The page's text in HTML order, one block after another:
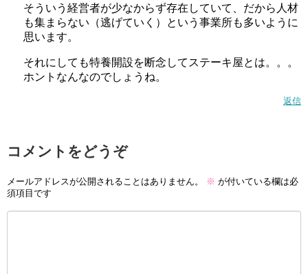
そういう経営者が少なからず存在していて、だから人材
も集まらない（逃げていく）という事業所も多いように
思います。
それにしても特養開設を断念してステーキ屋とは。。。
ホントなんなのでしょうね。
返信
コメントをどうぞ
メールアドレスが公開されることはありません。 ※ が付いている欄は必
須項目です